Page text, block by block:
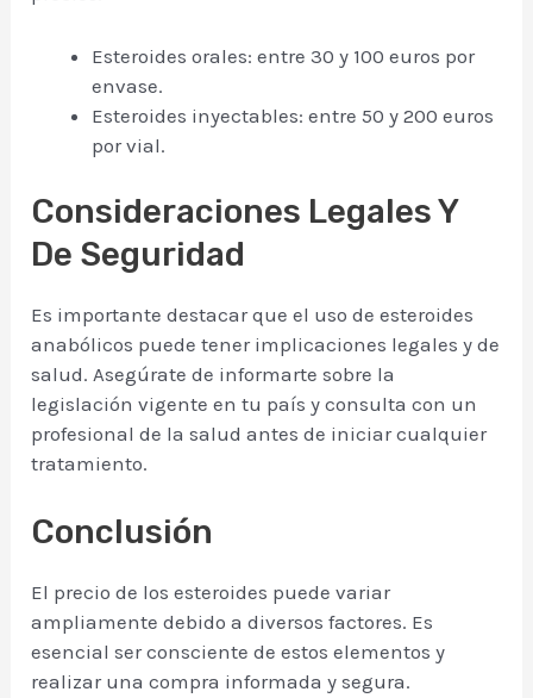
Esteroides orales: entre 30 y 100 euros por
envase.
Esteroides inyectables: entre 50 y 200 euros
por vial.
Consideraciones Legales Y
De Seguridad
Es importante destacar que el uso de esteroides
anabólicos puede tener implicaciones legales y de
salud. Asegúrate de informarte sobre la
legislación vigente en tu país y consulta con un
profesional de la salud antes de iniciar cualquier
tratamiento.
Conclusión
El precio de los esteroides puede variar
ampliamente debido a diversos factores. Es
esencial ser consciente de estos elementos y
realizar una compra informada y segura.